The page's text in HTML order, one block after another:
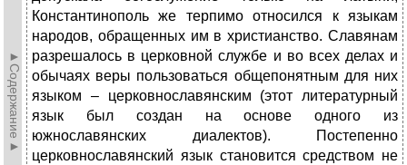
►Содержание►
Константинополь же терпимо относился к языкам
народов, обращенных им в христианство. Славянам
разрешалось в церковной службе и во всех делах и
обычаях веры пользоваться общепонятным для них
языком – церковнославянским (этот литературный
язык был создан на основе одного из
южнославянских диалектов). Постепенно
церковнославянский язык становится средством не